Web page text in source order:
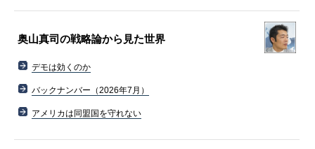
奥山真司の戦略論から見た世界
デモは効くのか
バックナンバー（2026年7月）
アメリカは同盟国を守れない